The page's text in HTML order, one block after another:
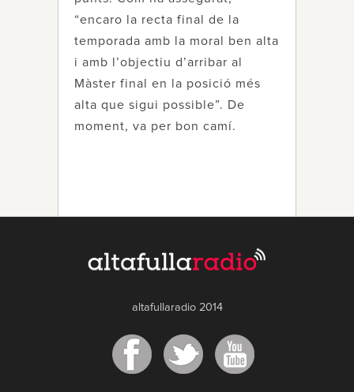
“encaro la recta final de la
temporada amb la moral ben alta
i amb l’objectiu d’arribar al
Màster final en la posició més
alta que sigui possible”. De
moment, va per bon camí.
altafullaradio 2014